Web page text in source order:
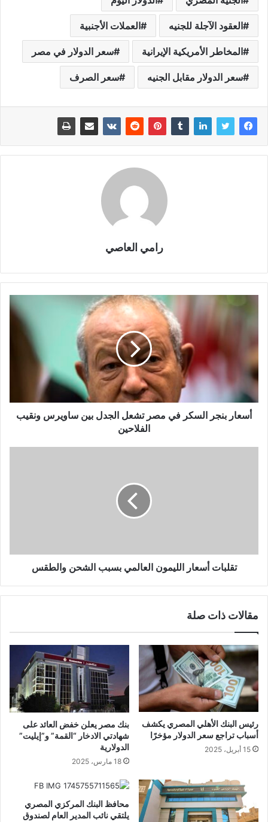
العقود الآجلة للجنيه العملات الأجنبية
المخاطر الأمريكية الإيرانية سعر الدولار في مصر
سعر الدولار مقابل الجنيه سعر الصرف
رامي العاصي
أسعار بنجر السكر في مصر تشعل الجدل بين ساويرس ونقيب
الفلاحين
تقلبات أسعار الليمون العالمي بسبب الشحن والطقس
مقالات ذات صلة
رئيس البنك الأهلي المصري يكشف
أسباب تراجع سعر الدولار مؤخرًا
15 أبريل، 2025
بنك مصر يعلن خفض العائد على
شهادتي الادخار “القمة” و”إيليت”
الدولارية
18 مارس، 2025
محافظ البنك المركزي المصري
يلتقي نائب المدير العام لصندوق